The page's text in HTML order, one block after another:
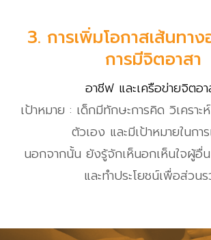
3. การเพิ่มโอกาสเส้นทา
การมีจิตอาสา
อาชีฟ และเครือข่ายจิตอา
เป้าหมาย : เด็กมีทักษะการคิด วิเครา
ตัวเอง และมีเป้าหมายในกา
นอกจากนั้น ยังรู้จักเห็นอกเห็นใจผู้อื่
และทำประโยชน์เพื่อส่วน